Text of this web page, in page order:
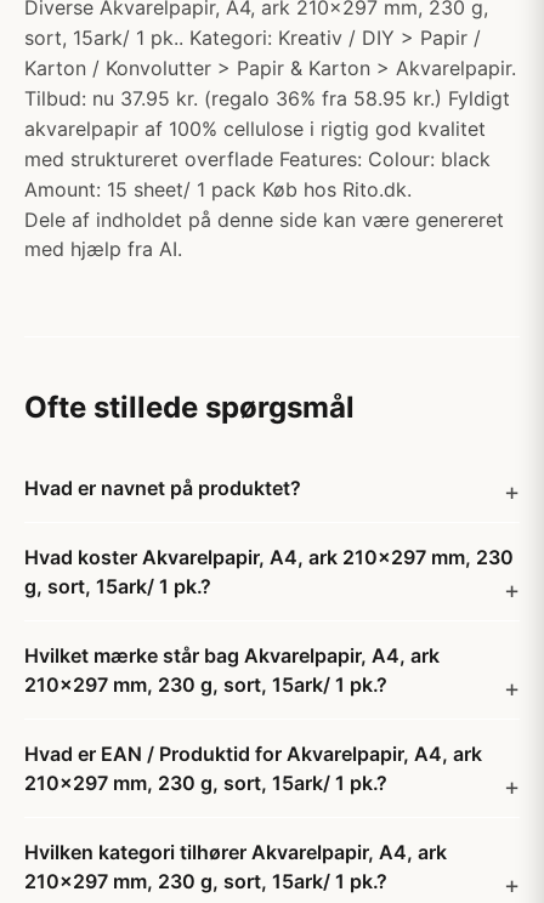
Diverse Akvarelpapir, A4, ark 210x297 mm, 230 g,
sort, 15ark/ 1 pk.. Kategori: Kreativ / DIY > Papir /
Karton / Konvolutter > Papir & Karton > Akvarelpapir.
Tilbud: nu 37.95 kr. (regalo 36% fra 58.95 kr.) Fyldigt
akvarelpapir af 100% cellulose i rigtig god kvalitet
med struktureret overflade Features: Colour: black
Amount: 15 sheet/ 1 pack Køb hos Rito.dk.
Dele af indholdet på denne side kan være genereret
med hjælp fra AI.
Ofte stillede spørgsmål
Hvad er navnet på produktet?
Hvad koster Akvarelpapir, A4, ark 210x297 mm, 230
g, sort, 15ark/ 1 pk.?
Hvilket mærke står bag Akvarelpapir, A4, ark
210x297 mm, 230 g, sort, 15ark/ 1 pk.?
Hvad er EAN / Produktid for Akvarelpapir, A4, ark
210x297 mm, 230 g, sort, 15ark/ 1 pk.?
Hvilken kategori tilhører Akvarelpapir, A4, ark
210x297 mm, 230 g, sort, 15ark/ 1 pk.?